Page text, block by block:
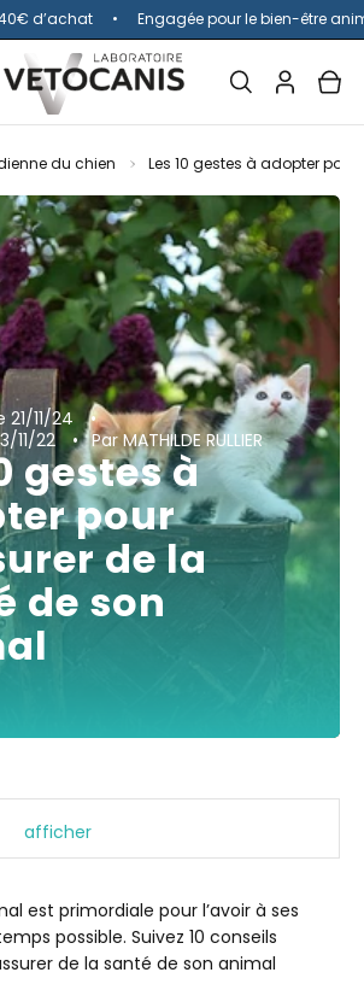
d’achat Engagée pour le bien-être
Ouvrir
de
recherche
MON
du chien Les 10 gestes à adopter
21/11/24
11/22 Par MATHILDE RULLIER
gestes à
pour
de la
de son
afficher
de sa bonne santé
prise de boisson constants
est primordiale pour l’avoir à ses
possible. Suivez 10 conseils
de la santé de son animal